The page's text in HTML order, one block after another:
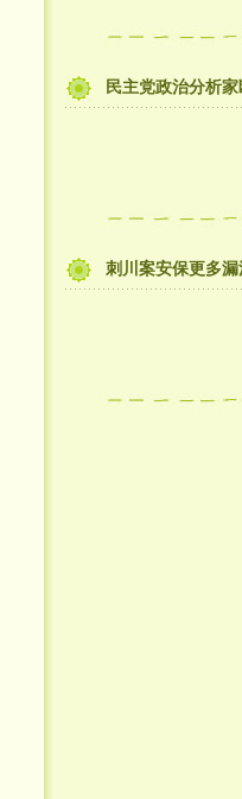
民主党政治分析
刺川案安保更多